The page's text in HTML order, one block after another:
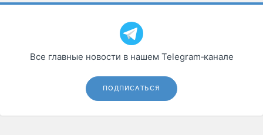
Все главные новости в нашем Telegram‑канале
ПОДПИСАТЬСЯ